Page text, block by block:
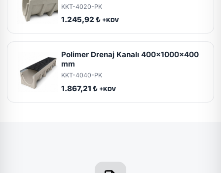
KKT-4020-PK
1.245,92 ₺ +KDV
Polimer Drenaj Kanalı 400x1000x400
mm
KKT-4040-PK
1.867,21 ₺ +KDV